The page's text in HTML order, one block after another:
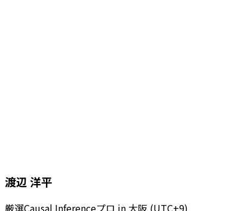
渡辺 洋平
厳選Causal Inferenceプロ in 大阪 (UTC+9)